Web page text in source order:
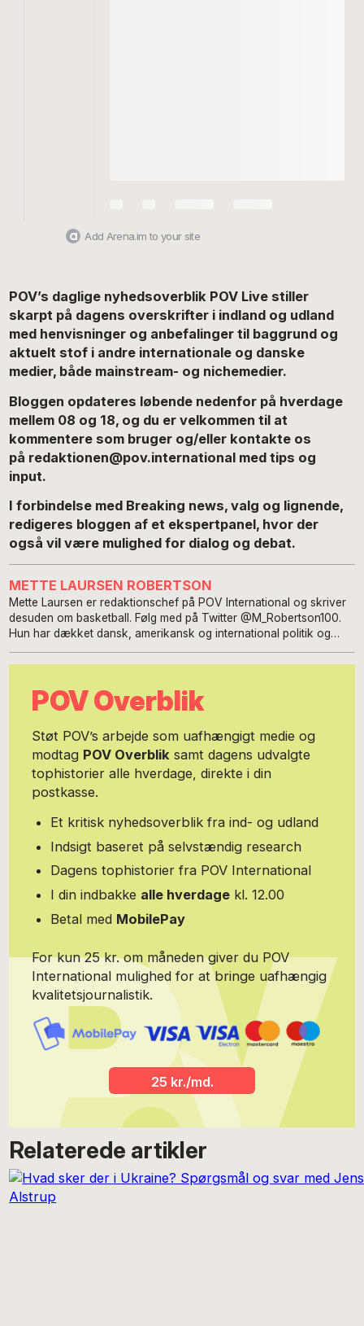
Add Arena.im to your site
POV’s daglige nyhedsoverblik POV Live stiller
skarpt på dagens overskrifter i indland og udland
med henvisninger og anbefalinger til baggrund og
aktuelt stof i andre internationale og danske
medier, både mainstream- og nichemedier.
Bloggen opdateres løbende nedenfor på hverdage
mellem 08 og 18, og du er velkommen til at
kommentere som bruger og/eller kontakte os
på redaktionen@pov.international med tips og
input.
I forbindelse med Breaking news, valg og lignende,
redigeres bloggen af et ekspertpanel, hvor der
også vil være mulighed for dialog og debat.
METTE LAURSEN ROBERTSON
Mette Laursen er redaktionschef på POV International og skriver
desuden om basketball. Følg med på Twitter @M_Robertson100.
Hun har dækket dansk, amerikansk og international politik og
hun siden 2012 har boet med sin amerikanske mand. Hun er
og har en BA i Europæiske Studier fra CBS og en Kandidat i
Internationale Relationer fra University of Oklahoma, Florida
ungdomsbasket til nogle års elite og på ungdomslandshold. Følger
især NBA tæt.
POV Overblik
Støt POV’s arbejde som uafhængigt medie og
modtag POV Overbliksamt dagens udvalgte
tophistorier alle hverdage, direkte i din
postkasse.
Et kritisk nyhedsoverblik fra ind- og udland
Indsigt baseret på selvstændig research
Dagens tophistorier fra POV International
I din indbakke alle hverdage kl. 12.00
Betal med MobilePay
For kun 25 kr. om måneden giver du POV
International mulighed for at bringe uafhængig
kvalitetsjournalistik.
25 kr./md.
Relaterede artikler